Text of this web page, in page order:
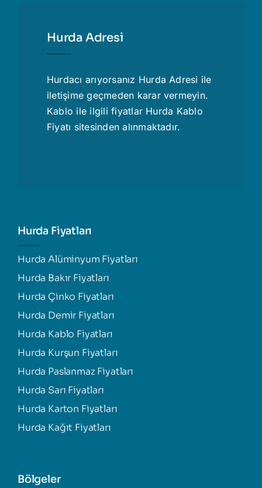
Hurda Adresi
Hurdacı arıyorsanız Hurda Adresi ile
iletişime geçmeden karar vermeyin.
Kablo ile ilgili fiyatlar Hurda Kablo
Fiyatı sitesinden alınmaktadır.
Hurda Fiyatları
Hurda Alüminyum Fiyatları
Hurda Bakır Fiyatları
Hurda Çinko Fiyatları
Hurda Demir Fiyatları
Hurda Kablo Fiyatları
Hurda Kurşun Fiyatları
Hurda Paslanmaz Fiyatları
Hurda Sarı Fiyatları
Hurda Karton Fiyatları
Hurda Kağıt Fiyatları
Bölgeler